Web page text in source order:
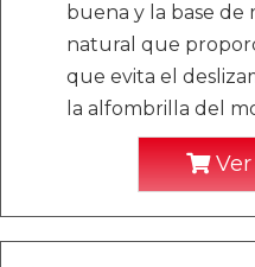
buena y la base de
natural que
que evita el
la alfombrilla del
Ver